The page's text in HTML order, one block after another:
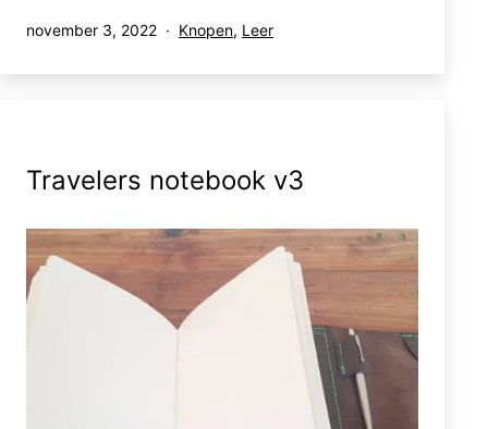
/
Gepubliceerd
november 3, 2022
Gecategoriseerd
Knopen, Leer
Travelers notebook v3